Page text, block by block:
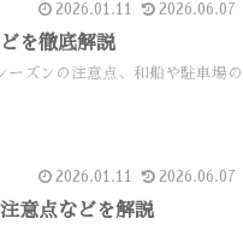
2026.01.11 2026.06.07
を徹底解説
ズンの注意点、和船や駐車場の
2026.01.11 2026.06.07
意点などを解説